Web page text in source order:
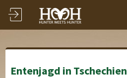
Entenjagd in Tschechien